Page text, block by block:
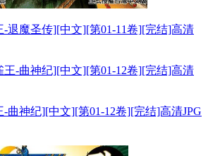
-退魔圣传][中文][第01-11卷][完结]高清
曲神纪][中文][第01-12卷][完结]高清JPG